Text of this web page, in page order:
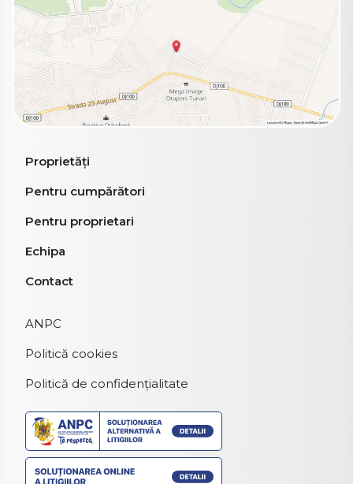
Proprietăți
Pentru cumpărători
Pentru proprietari
Echipa
Contact
ANPC
Politică cookies
Politică de confidențialitate